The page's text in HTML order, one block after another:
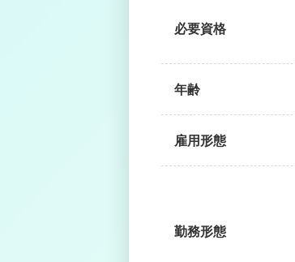
必要資格
年齢
雇用形態
勤務形態